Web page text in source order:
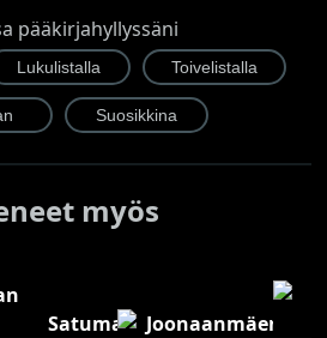
pääkirjahyllyssäni
myös